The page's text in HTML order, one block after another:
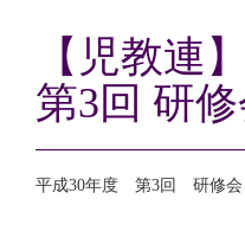
【児教連
第3回 研
平成30年度 第3回 研修会